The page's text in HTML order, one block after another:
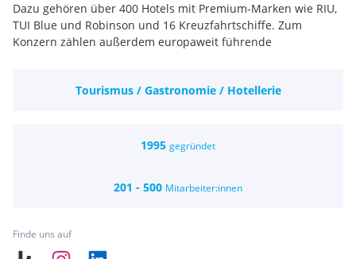
Dazu gehören über 400 Hotels mit Premium-Marken wie RIU,
TUI Blue und Robinson und 16 Kreuzfahrtschiffe. Zum
Konzern zählen außerdem europaweit führende
dem Ausbau des Kerngeschäfts setzt die TUI verstärkt auf
Die globale Verantwortung für nachhaltiges wirtschaftliches
Foundation setzt mit Projekten in 25 Ländern auf die
weltweit tätige TUI Care Foundation initiiert Projekte, die
Tourismus / Gastronomie / Hotellerie
1995 gegründet
201 - 500 Mitarbeiter:innen
Finde uns auf